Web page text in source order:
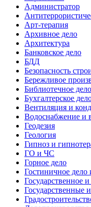
Администратор
Арт-терапия
Архивное дело
Архитектура
Банковское дело
БДД
Безопасность
Бережливое
Библиотечное дело
Бухгалтерское
Вентиляция и
Водоснабжение и
Геодезия
Геология
Гипноз и
ГО и ЧС
Горное дело
Гостиничное дело
Государственное
Государственные